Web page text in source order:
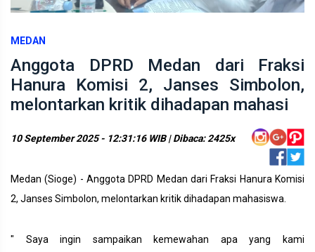
MEDAN
Anggota DPRD Medan dari Fraksi
Hanura Komisi 2, Janses Simbolon,
melontarkan kritik dihadapan mahasi
10 September 2025 - 12:31:16 WIB | Dibaca: 2425x
Medan (Sioge) - Anggota DPRD Medan dari Fraksi Hanura Komisi
2, Janses Simbolon, melontarkan kritik dihadapan mahasiswa.
" Saya ingin sampaikan kemewahan apa yang kami